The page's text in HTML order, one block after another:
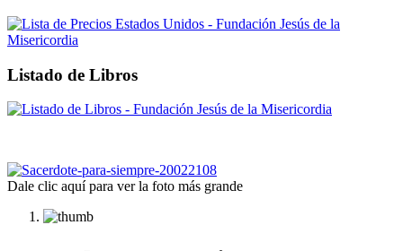
Listado de Libros
Dale clic aquí para ver la foto más grande